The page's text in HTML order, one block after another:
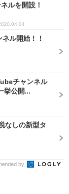
ルを開設！
ル開始！！
チャンネル
挙公開...
なしの新型タ
by